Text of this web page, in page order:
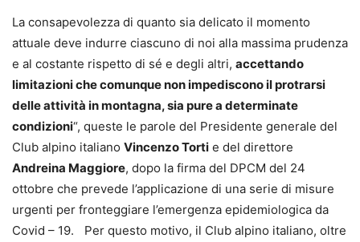
La consapevolezza di quanto sia delicato il momento
attuale deve indurre ciascuno di noi alla massima prudenza
e al costante rispetto di sé e degli altri, accettando
limitazioni che comunque non impediscono il protrarsi
delle attività in montagna, sia pure a determinate
condizioni“, queste le parole del Presidente generale del
Club alpino italiano Vincenzo Torti e del direttore
Andreina Maggiore, dopo la firma del DPCM del 24
ottobre che prevede l’applicazione di una serie di misure
urgenti per fronteggiare l’emergenza epidemiologica da
Covid – 19. Per questo motivo, il Club alpino italiano, oltre